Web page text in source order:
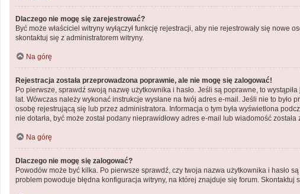
Dlaczego nie mogę się zarejestrować?
Być może właściciel witryny wyłączył funkcję rejestracji, aby nie rejestrowały się
skontaktuj się z administratorem witryny.
Na górę
Rejestracja została przeprowadzona poprawnie, ale nie mogę się zalogować!
Po pierwsze, sprawdź swoją nazwę użytkownika i hasło. Jeśli są poprawne, to
lat. Wówczas należy wykonać instrukcje wysłane na twój adres e-mail. Jeśli nie to
osobę rejestrującą się lub przez administratora. Informacja o tym była wyświetlona
nie dotarła, być może został podany nieprawidłowy adres e-mail lub wiadomość
Na górę
Dlaczego nie mogę się zalogować?
Powodów może być kilka. Po pierwsze sprawdź, czy twoja nazwa użytkownika i hasło
problem powoduje błędna konfiguracja witryny, na której znajduje się forum.